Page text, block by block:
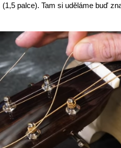
(1,5 palce). Tam si uděláme buď